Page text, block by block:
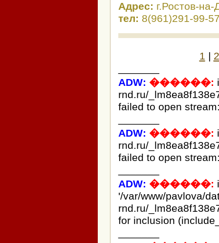
Адрес: г.Ростов-на-
тел: 8(961)291-99-
1 | 2
ADW: ������:
rnd.ru/
failed to open
ADW: ������:
rnd.ru/
failed to open
ADW: ������:
'/var/www/pavlova/
rnd.ru/
for inclusion